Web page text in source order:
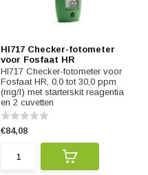
HI717 Checker-fotometer
voor Fosfaat HR
HI717 Checker-fotometer voor
Fosfaat HR, 0,0 tot 30,0 ppm
(mg/l) met starterskit reagentia
en 2 cuvetten
€84,08